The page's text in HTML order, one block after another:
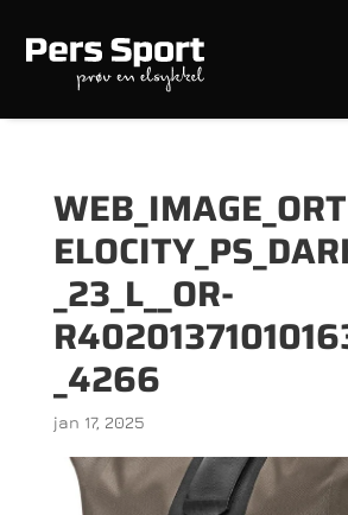
_23_L__OR-
_4266
jan 17, 2025